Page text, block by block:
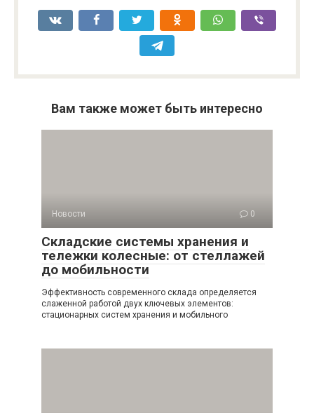
Вам также может быть интересно
Новости 0
Складские системы хранения и
тележки колесные: от стеллажей
до мобильности
Эффективность современного склада определяется
слаженной работой двух ключевых элементов:
стационарных систем хранения и мобильного